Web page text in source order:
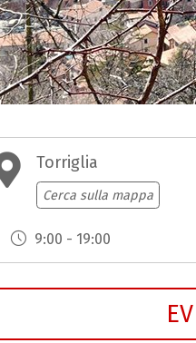
Torriglia
Cerca sulla mappa
9:00 - 19:00